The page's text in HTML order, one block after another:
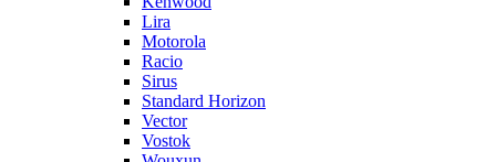
Lira
Motorola
Racio
Sirus
Standard Horizon
Vector
Vostok